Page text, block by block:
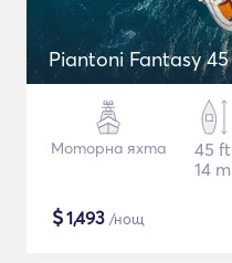
Piantoni Fantasy 45
Моторна яхта
45 ft
14 m
$1,493 /нощ